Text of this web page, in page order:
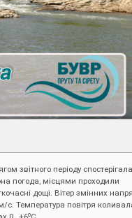
звітного періоду
погода, місцями проходили
дощі. Вітер змінних
с. Температура повітря
о